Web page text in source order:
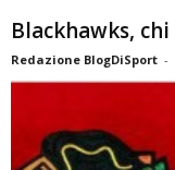
Blackhawks,
Redazione BlogDiSport -